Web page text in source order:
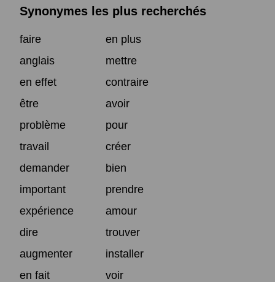
Synonymes les plus recherchés
faire
en plus
anglais
mettre
en effet
contraire
être
avoir
problème
pour
travail
créer
demander
bien
important
prendre
expérience
amour
dire
trouver
augmenter
installer
en fait
voir